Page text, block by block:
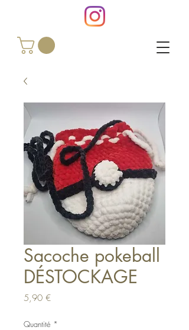
Sacoche pokeball
DÉSTOCKAGE
5,90 €Prix
Quantité *